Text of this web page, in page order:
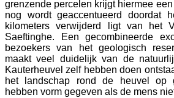
grenzende percelen krijgt hiermee
nog wordt geaccentueerd doordat
kilometers verwijderd ligt van het
Saeftinghe. Een gecombineerde
bezoekers van het geologisch
maakt veel duidelijk van de
Kauterheuvel zelf hebben doen
het landschap rond de heuvel op
hebben vorm gegeven als de mens